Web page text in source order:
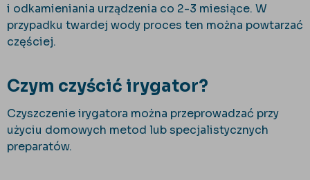
i odkamieniania urządzenia co 2-3 miesiące. W
przypadku twardej wody proces ten można powtarzać
częściej.
Czym czyścić irygator?
Czyszczenie irygatora można przeprowadzać przy
użyciu domowych metod lub specjalistycznych
preparatów.